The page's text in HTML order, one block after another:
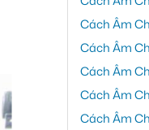
Cách Âm
Cách Âm
Cách Âm
Cách Âm
Cách Âm